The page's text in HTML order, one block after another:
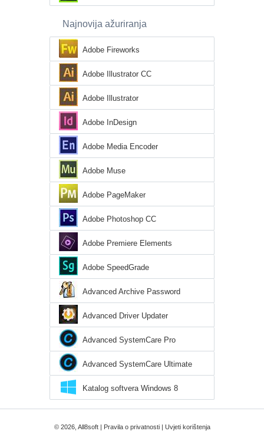
Najnovija ažuriranja
Adobe Fireworks
Adobe Illustrator CC
Adobe Illustrator
Adobe InDesign
Adobe Media Encoder
Adobe Muse
Adobe PageMaker
Adobe Photoshop CC
Adobe Premiere Elements
Adobe SpeedGrade
Advanced Archive Password
Recovery
Advanced Driver Updater
Advanced SystemCare Pro
Advanced SystemCare Ultimate
Katalog softvera Windows 8
© 2026, All8soft | Pravila o privatnosti| Uvjeti korištenja